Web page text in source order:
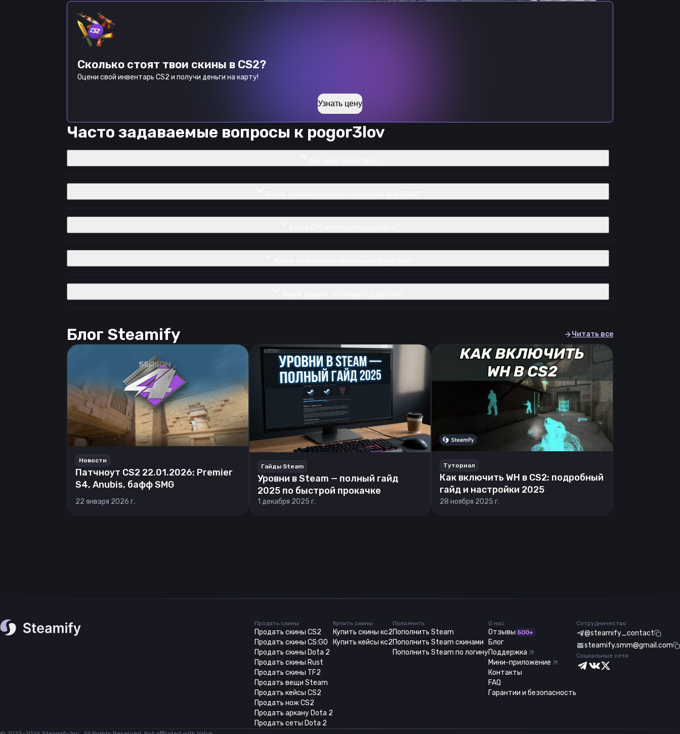
Сколько стоят твои скины в CS2?
Оцени свой инвентарь CS2 и получи деньги на карту!
Узнать цену
Часто задаваемые вопросы к pogor3lov
Блог Steamify Читать все
Новости
Патчноут CS2 22.01.2026: Premier
S4, Anubis, бафф SMG
22 января 2026 г.
Гайды Steam
Уровни в Steam — полный гайд
2025 по быстрой прокачке
1 декабря 2025 г.
Туториал
Как включить WH в CS2: подробный
гайд и настройки 2025
28 ноября 2025 г.
Продать скины
Продать скины CS2
Продать скины CS:GO
Продать скины Dota 2
Продать скины Rust
Продать скины TF2
Продать вещи Steam
Продать кейсы CS2
Продать нож CS2
Продать аркану Dota 2
Продать сеты Dota 2
Купить скины
Купить скины кс2
Купить кейсы кс2
Пополнить
Пополнить Steam
Пополнить Steam скинами
Пополнить Steam по логину
О нас
Отзывы 500+
Блог
Поддержка
Мини-приложение
Контакты
FAQ
Гарантии и безопасность
Сотрудничество
@steamify_contact
steamify.smm@gmail.com
Социальные сети